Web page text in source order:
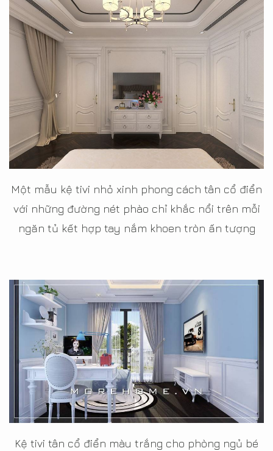
Một mẫu kệ tivi nhỏ xinh phong cách tân cổ điển
với những đường nét phào chỉ khắc nổi trên mỗi
ngăn tủ kết hợp tay nắm khoen tròn ấn tượng
Kệ tivi tân cổ điển màu trắng cho phòng ngủ bé